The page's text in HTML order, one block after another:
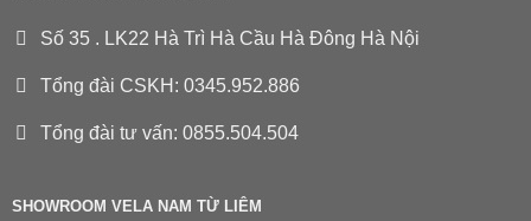
Số 35 . LK22 Hà Trì Hà Cầu Hà Đông Hà Nội
Tổng đài CSKH: 0345.952.886
Tổng đài tư vấn: 0855.504.504
SHOWROOM VELA NAM TỪ LIÊM